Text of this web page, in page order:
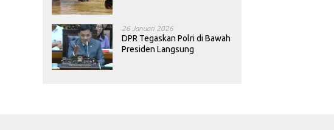
26 Januari 2026
DPR Tegaskan Polri di Bawah
Presiden Langsung